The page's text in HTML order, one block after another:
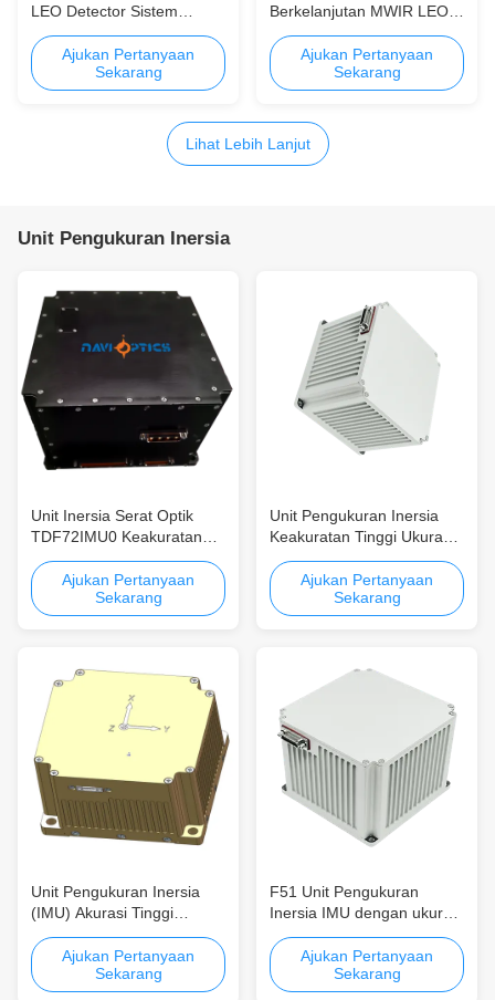
LEO Detector Sistem
Kamera Pencitraan Termal
Ajukan Pertanyaan
Sekarang
Berkelanjutan MWIR LEO
Detector Sistem Kamera
Pencitraan Termal
Ajukan Pertanyaan
Sekarang
Lihat Lebih Lanjut
Unit Pengukuran Inersia
Unit Inersia Serat Optik
TDF72IMU0 Keakuratan
Tinggi untuk Pengukuran
Gerak Dinamis Penuh
dengan Ukuran Kecil
Ajukan Pertanyaan
Sekarang
Unit Pengukuran Inersia
Keakuratan Tinggi Ukuran
Kompak Konsumsi Daya
Rendah (IMU) untuk
Navigasi dan Robotika
Ajukan Pertanyaan
Sekarang
Unit Pengukuran Inersia
(IMU) Akurasi Tinggi
Ukuran Ringkas Konsumsi
Daya Rendah untuk
Dirgantara dan Robotika
Ajukan Pertanyaan
Sekarang
F51 Unit Pengukuran
Inersia IMU dengan ukuran
kompak presisi tinggi dan
konsumsi daya rendah
untuk aplikasi speed log
Ajukan Pertanyaan
Sekarang